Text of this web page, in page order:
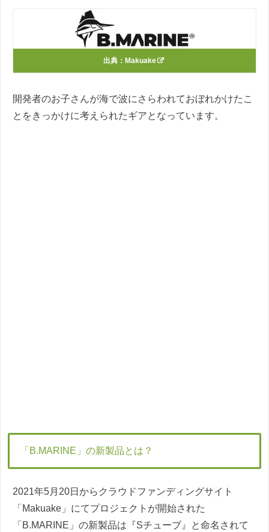
出典： Makuake
開発者のお子さんが海で波にさらわれておぼれかけたこ
とをきっかけに考えられたギアとなっています。
「B.MARINE」の新製品とは？
2021年5月20日からクラウドファンディングサイト
「Makuake」にてプロジェクトが開始された
「B.MARINE」の新製品は『Sチューブ』と命名されて